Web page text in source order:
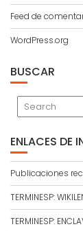
Feed de
WordPress.org
BUSCAR
ENLACES DE
Publicaciones
TERMINESP:
TERMINESP: